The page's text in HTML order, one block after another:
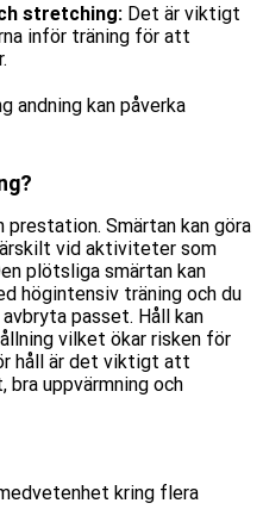
stretching: Det är viktigt
inför träning för att
andning kan påverka
prestation. Smärtan kan göra
vid aktiviteter som
plötsliga smärtan kan
högintensiv träning och du
passet. Håll kan
vilket ökar risken för
håll är det viktigt att
bra uppvärmning och
kring flera